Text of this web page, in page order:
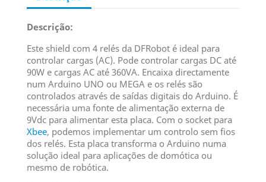
Descrição:
Este shield com 4 relés da DFRobot é ideal para
controlar cargas (AC). Pode controlar cargas DC até
90W e cargas AC até 360VA. Encaixa directamente
num Arduino UNO ou MEGA e os relés são
controlados através de saídas digitais do Arduino. É
necessária uma fonte de alimentação externa de
9Vdc para alimentar esta placa. Com o socket para
Xbee, podemos implementar um controlo sem fios
dos relés. Esta placa transforma o Arduino numa
solução ideal para aplicações de domótica ou
mesmo de robótica.